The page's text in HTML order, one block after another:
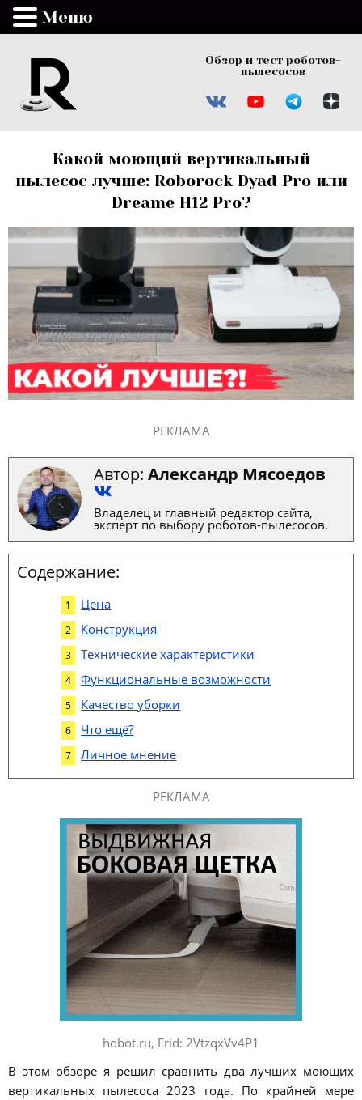
Обзор и тест роботов-
пылесосов
Какой моющий вертикальный
пылесос лучше: Roborock Dyad Pro или
Dreame H12 Pro?
РЕКЛАМА
Автор: Александр Мясоедов
Владелец и главный редактор сайта,
эксперт по выбору роботов-пылесосов.
Содержание:
Цена
Конструкция
Технические характеристики
Функциональные возможности
Качество уборки
Что ещё?
Личное мнение
РЕКЛАМА
hobot.ru, Erid: 2VtzqxVv4P1
В этом обзоре я решил сравнить два лучших моющих
вертикальных пылесоса 2023 года. По крайней мере
Меню